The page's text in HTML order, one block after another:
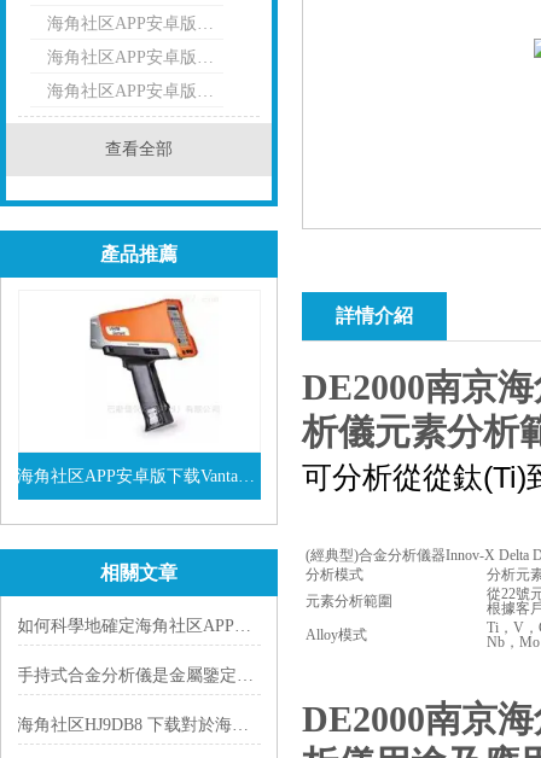
海角社区APP安卓版下载手持式合金分析儀
海角社区APP安卓版下载合金分析儀
海角社区APP安卓版下载-伊諾斯合金分析儀
查看全部
產品推薦
海角社区APP安卓版下载Vanta係列VEL手持式XRF光譜儀
查看詳情
相關文章
如何科學地確定海角社区APP安卓版下载手持光譜儀的校準周期?
手持式合金分析儀是金屬鑒定的有力工具
海角社区HJ9DB8 下载對於海角精产国品一二三区别來說到底有什麽作用呢?
詳情介紹
DE2000南京
析儀元素分析
可分析從從鈦(Ti)
(經典型)合金分析儀器Innov-X Delta
分析模式
分析元
元素分析範圍
從22號
根據客
Alloy模式
Ti，V，
Nb，
DE2000南京